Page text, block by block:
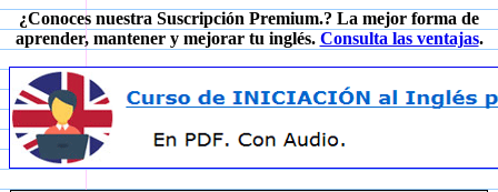
¿Conoces nuestra Suscripción Premium.? La mejor forma de
aprender, mantener y mejorar tu inglés. Consulta las ventajas.